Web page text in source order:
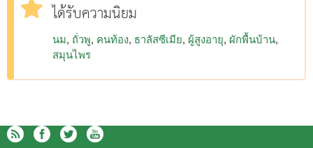
ได้รับความนิยม
นม ถั่วพู คนท้อง ธาลัสซีเมีย ผู้สูงอายุ ผักพื้นบ้าน
สมุนไพร